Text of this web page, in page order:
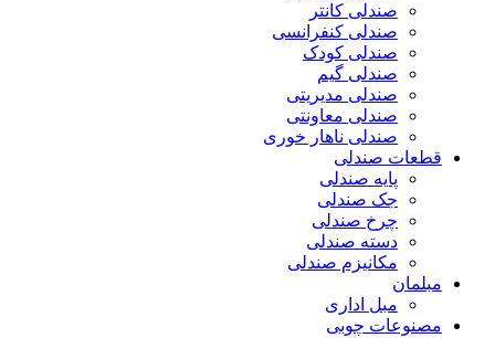
صندلی کانتر
صندلی کنفرانسی
صندلی کودک
صندلی گیم
صندلی مدیریتی
صندلی معاونتی
صندلی ناهار خوری
قطعات صندلی
پایه صندلی
جک صندلی
چرخ صندلی
دسته صندلی
مکانیزم صندلی
مبلمان
مبل اداری
مصنوعات چوبی